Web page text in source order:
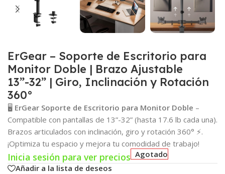
ErGear – Soporte de Escritorio para
Monitor Doble | Brazo Ajustable
13”-32” | Giro, Inclinación y Rotación
360°
🖥️ ErGear Soporte de Escritorio para Monitor Doble –
Compatible con pantallas de 13”-32” (hasta 17.6 lb cada una).
Brazos articulados con inclinación, giro y rotación 360° ⚡.
¡Optimiza tu espacio y mejora tu comodidad de trabajo!
Inicia sesión para ver precios Agotado
Añadir a la lista de deseos